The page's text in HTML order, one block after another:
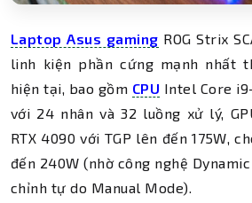
Laptop Asus gaming ROG Strix
linh kiện phần cứng mạnh nhất
hiện tại, bao gồm CPU Intel Core
với 24 nhân và 32 luồng xử lý,
RTX 4090 với TGP lên đến 175W,
đến 240W (nhờ công nghệ
chỉnh tự do Manual Mode).